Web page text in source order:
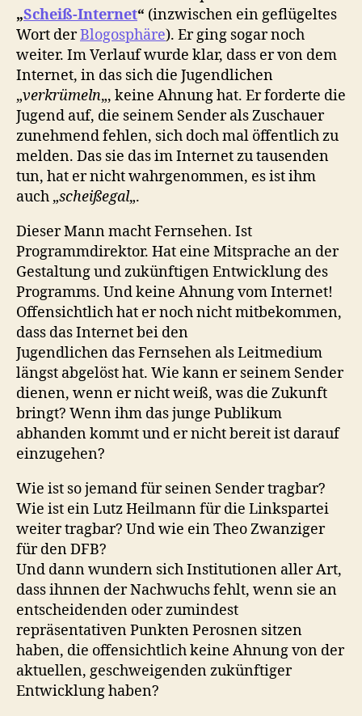
„Scheiß-Internet“ (inzwischen ein geflügeltes
Wort derBlogosphäre). Er ging sogar noch
weiter. Im Verlauf wurde klar, dass er von dem
Internet, in das sich die Jugendlichen
„verkrümeln„, keine Ahnung hat. Er forderte die
Jugend auf, die seinem Sender als Zuschauer
zunehmend fehlen, sich doch mal öffentlich zu
melden. Das sie das im Internet zu tausenden
tun, hat er nicht wahrgenommen, es ist ihm
auch „scheißegal„.
Dieser Mann macht Fernsehen. Ist
Programmdirektor. Hat eine Mitsprache an der
Gestaltung und zukünftigen Entwicklung des
Programms. Und keine Ahnung vom Internet!
Offensichtlich hat er noch nicht mitbekommen,
dass das Internet bei den
Jugendlichen das Fernsehen als Leitmedium
längst abgelöst hat. Wie kann er seinem Sender
dienen, wenn er nicht weiß, was die Zukunft
bringt? Wenn ihm das junge Publikum
abhanden kommt und er nicht bereit ist darauf
einzugehen?
Wie ist so jemand für seinen Sender tragbar?
Wie ist ein Lutz Heilmann für die Linkspartei
weiter tragbar? Und wie ein Theo Zwanziger
für den DFB?
Und dann wundern sich Institutionen aller Art,
dass ihnnen der Nachwuchs fehlt, wenn sie an
entscheidenden oder zumindest
repräsentativen Punkten Perosnen sitzen
haben, die offensichtlich keine Ahnung von der
aktuellen, geschweigenden zukünftiger
Entwicklung haben?